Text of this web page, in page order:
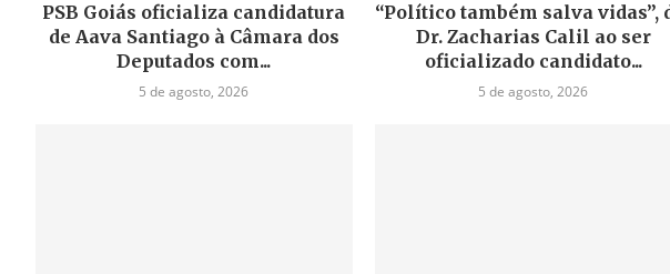
PSB Goiás oficializa candidatura
de Aava Santiago à Câmara dos
Deputados com...
5 de agosto, 2026
“Político também salva vidas”,
Dr. Zacharias Calil ao ser
oficializado candidato...
5 de agosto, 2026